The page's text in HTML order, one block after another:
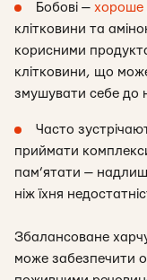
Бобові — хороше
клітковини та
корисними
клітковини, що
змушувати себе до
Часто
приймати
пам’ятати —
ніж їхня
Збалансоване
може забезпечити